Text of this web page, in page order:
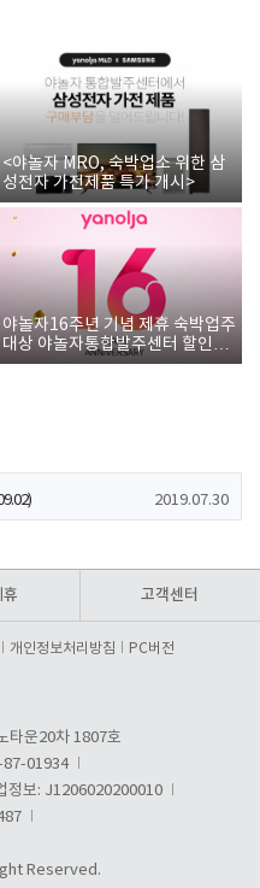
<야놀자 MRO, 숙박업소 위한 삼
성전자 가전제품 특가 개시>
야놀자16주년 기념 제휴 숙박업주
대상 야놀자통합발주센터 할인쿠
폰 증정
2019.07.30
고객센터
개인정보처리방침 PC버전
타운20차 1807호
87-01934
정보: J1206020200010
Reserved.